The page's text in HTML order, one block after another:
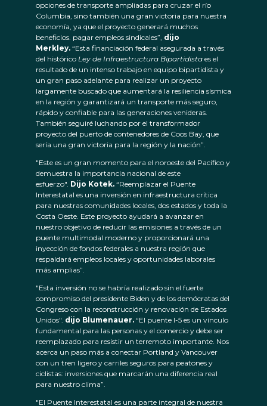
opciones de transporte ampliadas para cruzar el río
Columbia, sino también una gran victoria para nuestra
economía, ya que el proyecto generará muchos
beneficios. pagar empleos sindicales”, dijo
Merkley. “Esta financiación federal asegurada a través
del histórico Ley de Infraestructura Bipartidista es el
resultado de un intenso trabajo en equipo bipartidista y
un gran paso adelante para realizar un proyecto
largamente buscado que aumentará la resiliencia sísmica
en la región y garantizará un transporte más seguro,
rápido y confiable para las generaciones venideras.
También seguiré luchando por el transformador
proyecto del puerto de contenedores de Coos Bay, que
sería una gran victoria para la región y la nación”.
"Este es un gran momento para el noroeste del Pacífico y
demuestra la importancia nacional de este
esfuerzo". Dijo Kotek. “Reemplazar el Puente
Interestatal es una inversión en infraestructura crítica
para nuestras comunidades locales, dos estados y toda la
Costa Oeste. Este proyecto ayudará a avanzar en
nuestro objetivo de reducir las emisiones a través de un
puente multimodal moderno y proporcionará una
inyección de fondos federales a nuestra región que
respaldará empleos locales y oportunidades laborales
más amplias”.
"Esta inversión no se habría realizado sin el fuerte
compromiso del presidente Biden y de los demócratas del
Congreso con la reconstrucción y renovación de Estados
Unidos". dijo Blumenauer. “El puente I-5 es un vínculo
fundamental para las personas y el comercio y debe ser
reemplazado para resistir un terremoto importante. Nos
acerca un paso más a conectar Portland y Vancouver
con un tren ligero y carriles seguros para peatones y
ciclistas: inversiones que marcarán una diferencia real
para nuestro clima”.
"El Puente Interestatal es una parte integral de nuestra